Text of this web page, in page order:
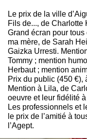
Le prix de la ville
Fils de..., de Charlotte
Grand écran pour
ma mère, de Sarah
Gaizka Urresti.
Tommy ; mention
Herbaut ; mention
Prix du public (450 €),
Mention à Lila, de
oeuvre et leur fidélité
Les professionnels et
le prix de l’amitié à
l’Agept.